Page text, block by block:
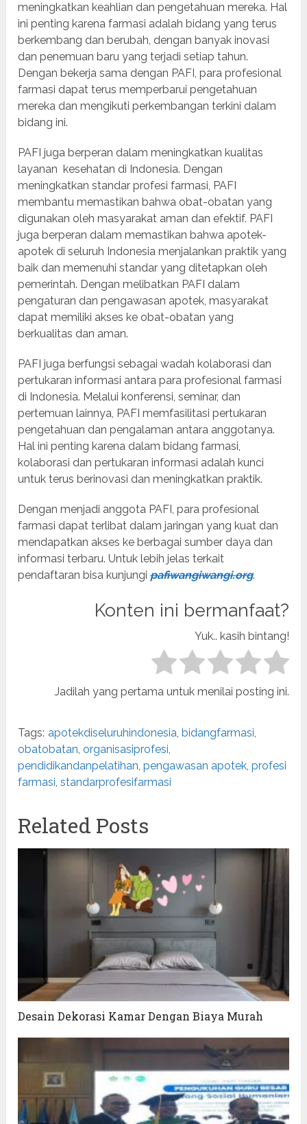
meningkatkan keahlian dan pengetahuan mereka. Hal
ini penting karena farmasi adalah bidang yang terus
berkembang dan berubah, dengan banyak inovasi
dan penemuan baru yang terjadi setiap tahun.
Dengan bekerja sama dengan PAFI, para profesional
farmasi dapat terus memperbarui pengetahuan
mereka dan mengikuti perkembangan terkini dalam
bidang ini.
PAFI juga berperan dalam meningkatkan kualitas
layanan kesehatan di Indonesia. Dengan
meningkatkan standar profesi farmasi, PAFI
membantu memastikan bahwa obat-obatan yang
digunakan oleh masyarakat aman dan efektif. PAFI
juga berperan dalam memastikan bahwa apotek-
apotek di seluruh Indonesia menjalankan praktik yang
baik dan memenuhi standar yang ditetapkan oleh
pemerintah. Dengan melibatkan PAFI dalam
pengaturan dan pengawasan apotek, masyarakat
dapat memiliki akses ke obat-obatan yang
berkualitas dan aman.
PAFI juga berfungsi sebagai wadah kolaborasi dan
pertukaran informasi antara para profesional farmasi
di Indonesia. Melalui konferensi, seminar, dan
pertemuan lainnya, PAFI memfasilitasi pertukaran
pengetahuan dan pengalaman antara anggotanya.
Hal ini penting karena dalam bidang farmasi,
kolaborasi dan pertukaran informasi adalah kunci
untuk terus berinovasi dan meningkatkan praktik.
Dengan menjadi anggota PAFI, para profesional
farmasi dapat terlibat dalam jaringan yang kuat dan
mendapatkan akses ke berbagai sumber daya dan
informasi terbaru. Untuk lebih jelas terkait
pendaftaran bisa kunjungipafiwangiwangi.org.
Konten ini bermanfaat?
Yuk.. kasih bintang!
Jadilah yang pertama untuk menilai posting ini.
Tags: apotekdiseluruhindonesia, bidangfarmasi,
obatobatan,organisasiprofesi,
pendidikandanpelatihan,pengawasan apotek,profesi
farmasi,standarprofesifarmasi
Related Posts
Desain Dekorasi Kamar Dengan Biaya Murah